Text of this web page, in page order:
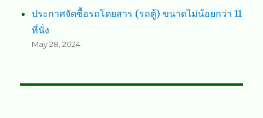
ประกาศจัดซื้อรถโดยสาร (รถตู้) ขนาดไม่น้อยกว่า 11
ที่นั่ง
May 28, 2024